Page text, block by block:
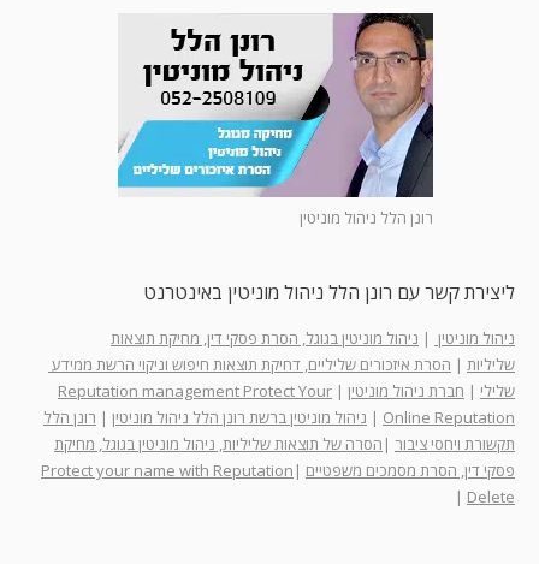
רונן הלל ניהול מוניטין
ליצירת קשר עם רונן הלל ניהול מוניטין באינטרנט
ניהול מוניטין | ניהול מוניטין בגוגל, הסרת פסקי דין, מחיקת תוצאות
שליליות | הסרת איזכורים שליליים, דחיקת תוצאות חיפוש וניקוי הרשת ממידע
שלילי | חברת ניהול מוניטין |
Reputation management Protect Your
Online Reputation
| ניהול מוניטין ברשת רונן הלל ניהול מוניטין | רונן הלל
תקשורת ויחסי ציבור | הסרה של תוצאות שליליות, ניהול מוניטין בגוגל, מחיקת
פסקי דין, הסרת מסמכים משפטיים |
Protect your name with Reputation
Delete
|